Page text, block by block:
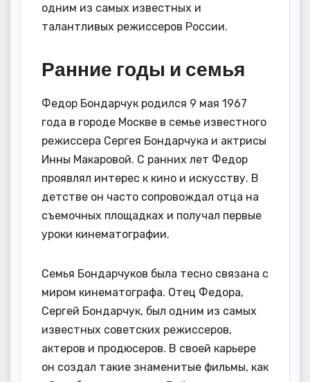
одним из самых известных и
талантливых режиссеров России.
Ранние годы и семья
Федор Бондарчук родился 9 мая 1967
года в городе Москве в семье известного
режиссера Сергея Бондарчука и актрисы
Инны Макаровой. С ранних лет Федор
проявлял интерес к кино и искусству. В
детстве он часто сопровождал отца на
съемочных площадках и получал первые
уроки кинематографии.
Семья Бондарчуков была тесно связана с
миром кинематографа. Отец Федора,
Сергей Бондарчук, был одним из самых
известных советских режиссеров,
актеров и продюсеров. В своей карьере
он создал такие знаменитые фильмы, как